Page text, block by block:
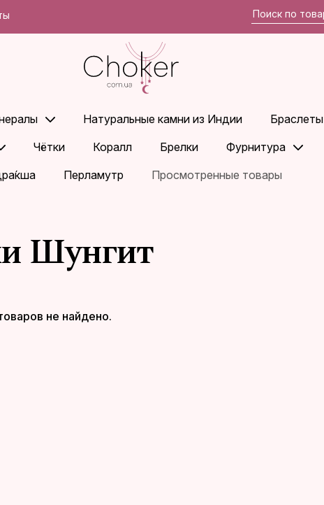
Натуральные камни из Индии Браслеты
Чётки Коралл Брелки Фурнитура
Перламутр Просмотренные товары
Шунгит
не найдено.